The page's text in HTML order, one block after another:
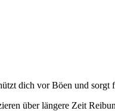
dich vor Böen und
über längere Zeit